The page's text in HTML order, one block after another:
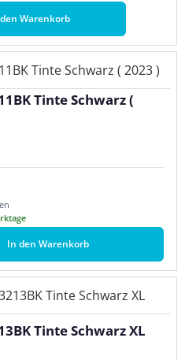
Warenkorb
Tinte Schwarz (
In den Warenkorb
Tinte Schwarz XL